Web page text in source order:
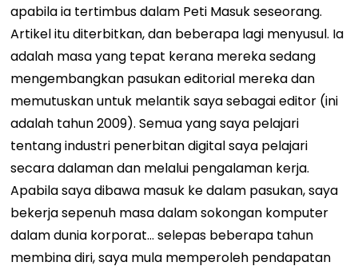
apabila ia tertimbus dalam Peti Masuk seseorang.
Artikel itu diterbitkan, dan beberapa lagi menyusul. Ia
adalah masa yang tepat kerana mereka sedang
mengembangkan pasukan editorial mereka dan
memutuskan untuk melantik saya sebagai editor (ini
adalah tahun 2009). Semua yang saya pelajari
tentang industri penerbitan digital saya pelajari
secara dalaman dan melalui pengalaman kerja.
Apabila saya dibawa masuk ke dalam pasukan, saya
bekerja sepenuh masa dalam sokongan komputer
dalam dunia korporat… selepas beberapa tahun
membina diri, saya mula memperoleh pendapatan